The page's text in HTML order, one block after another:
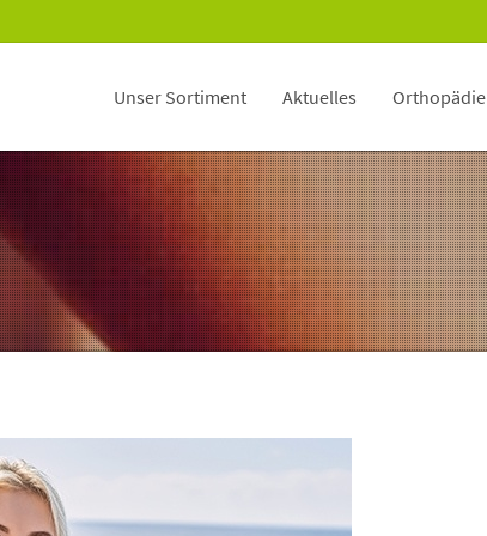
Unser Sortiment Aktuelles Orthopädie